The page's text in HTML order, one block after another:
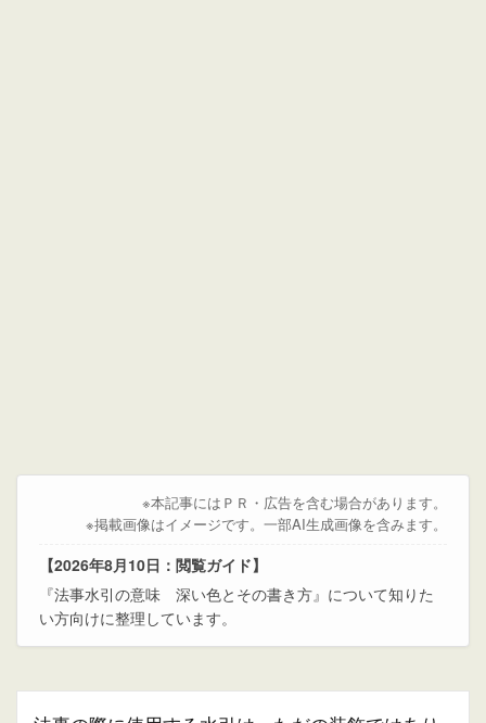
※本記事にはＰＲ・広告を含む場合があります。
※掲載画像はイメージです。一部AI生成画像を含みます。
【2026年8月10日：閲覧ガイド】
『法事水引の意味 深い色とその書き方』について知りた
い方向けに整理しています。